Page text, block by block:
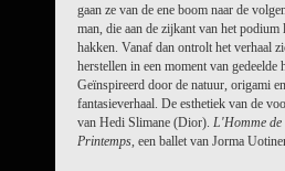
gaan ze van de ene boom naar de
man, die aan de zijkant van het
hakken. Vanaf dan ontrolt het verhaal
herstellen in een moment van
Geïnspireerd door de natuur, origami
fantasieverhaal. De esthetiek van de
van Hedi Slimane (Dior). L'Homme de
Printemps, een ballet van Jorma